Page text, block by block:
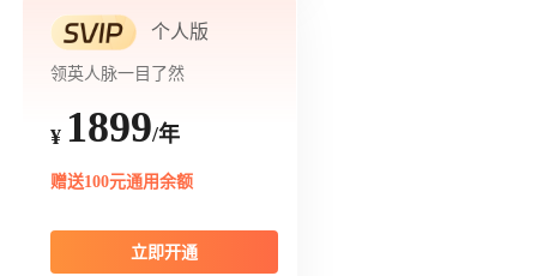
个人版
领英人脉一目了然
¥ 1899/年
赠送100元通用余额
立即开通